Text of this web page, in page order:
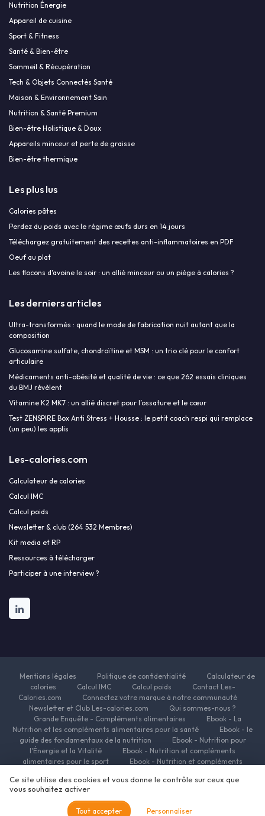
Nutrition Énergie
Appareil de cuisine
Sport & Fitness
Santé & Bien-être
Sommeil & Récupération
Tech & Objets Connectés Santé
Maison & Environnement Sain
Nutrition & Santé Premium
Bien-être Holistique & Doux
Appareils minceur et perte de graisse
Bien-être thermique
Les plus lus
Calories pâtes
Perdez du poids avec le régime œufs durs en 14 jours
Téléchargez gratuitement des recettes anti-inflammatoires en PDF
Oeuf au plat
Les flocons d'avoine le soir : un allié minceur ou un piège à calories ?
Les derniers articles
Ultra-transformés : quand le mode de fabrication nuit autant que la
composition
Glucosamine sulfate, chondroïtine et MSM : un trio clé pour le confort
articulaire
Médicaments anti-obésité et qualité de vie : ce que 262 essais cliniques
du BMJ révèlent
Vitamine K2 MK7 : un allié discret pour l’ossature et le cœur
Test ZENSPIRE Box Anti Stress + Housse : le petit coach respi qui remplace
(un peu) les applis
Les-calories.com
Calculateur de calories
Calcul IMC
Calcul poids
Newsletter & club (264 532 Membres)
Kit media et RP
Ressources à télécharger
Participer à une interview ?
Mentions légales Politique de confidentialité
Calculateur de
calories
Calcul IMC Calcul poids
Contact Les-
Calories.com
Connectez votre marque à notre communauté
Newsletter et Club Les-calories.com
Qui sommes-nous ?
Grande Enquête - Compléments alimentaires
Ebook - La
Nutrition et les compléments alimentaires pour la santé
Ebook - le
guide des fondamentaux de la nutrition
Ebook - Nutrition pour
l'Énergie et la Vitalité
Ebook - Nutrition et compléments
alimentaires pour le sport
Ebook - Nutrition et compléments
alimentaires pour la minceur
Ressources Nutrition et Compléments
© Les-calories.com 2026
Ce site utilise des cookies et vous donne le contrôle sur ceux que
vous souhaitez activer
Tout accepter Personnaliser